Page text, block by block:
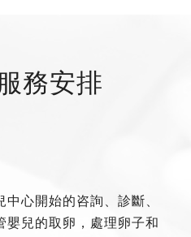
務安排
心開始的咨詢、診斷、
嬰兒的取卵，處理卵子和